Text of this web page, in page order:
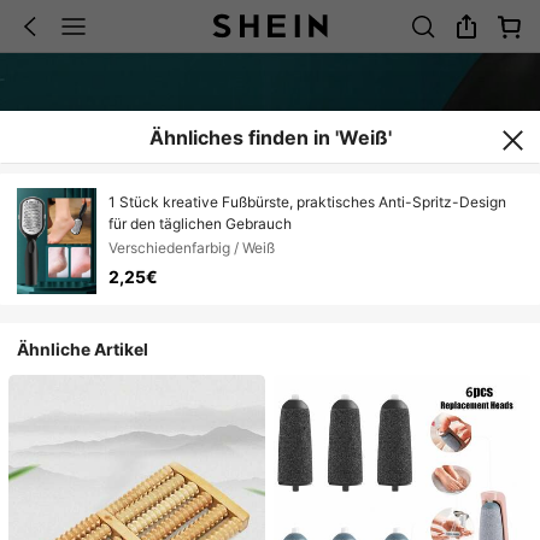
Ähnliches finden in 'Weiß'
1 Stück kreative Fußbürste, praktisches Anti-Spritz-Design
für den täglichen Gebrauch
Verschiedenfarbig / Weiß
2,25€
Ähnliche Artikel